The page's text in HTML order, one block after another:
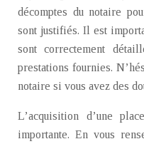
décomptes du notaire
sont justifiés. Il est
sont correctement
prestations fournies.
notaire si vous avez des
L’acquisition d’une
importante. En vous